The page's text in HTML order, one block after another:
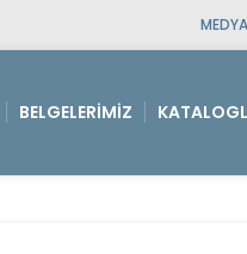
MEDYA
BELGELERIMIZ